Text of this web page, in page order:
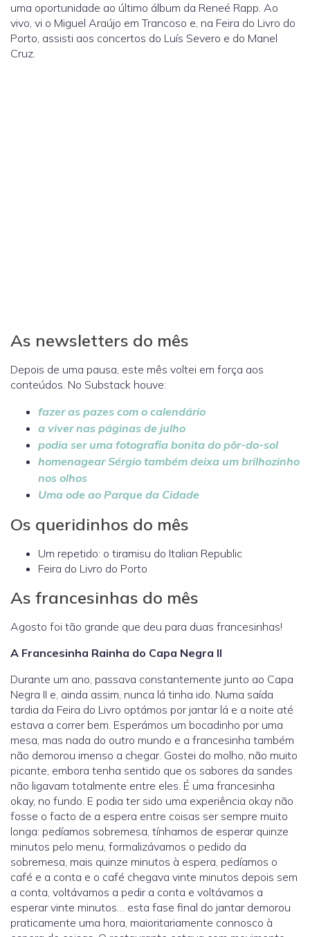
uma oportunidade ao último álbum da Reneé Rapp. Ao
vivo, vi o Miguel Araújo em Trancoso e, na Feira do Livro do
Porto, assisti aos concertos do Luís Severo e do Manel
Cruz.
As newsletters do mês
Depois de uma pausa, este mês voltei em força aos
conteúdos. No Substack houve:
fazer as pazes com o calendário
a viver nas páginas de julho
podia ser uma fotografia bonita do pôr-do-sol
homenagear Sérgio também deixa um brilhozinho
nos olhos
Uma ode ao Parque da Cidade
Os queridinhos do mês
Um repetido: o tiramisu do Italian Republic
Feira do Livro do Porto
As francesinhas do mês
Agosto foi tão grande que deu para duas francesinhas!
A Francesinha Rainha do Capa Negra II
Durante um ano, passava constantemente junto ao Capa
Negra II e, ainda assim, nunca lá tinha ido. Numa saída
tardia da Feira do Livro optámos por jantar lá e a noite até
estava a correr bem. Esperámos um bocadinho por uma
mesa, mas nada do outro mundo e a francesinha também
não demorou imenso a chegar. Gostei do molho, não muito
picante, embora tenha sentido que os sabores da sandes
não ligavam totalmente entre eles. É uma francesinha
okay, no fundo. E podia ter sido uma experiência okay não
fosse o facto de a espera entre coisas ser sempre muito
longa: pedíamos sobremesa, tínhamos de esperar quinze
minutos pelo menu, formalizávamos o pedido da
sobremesa, mais quinze minutos à espera, pedíamos o
café e a conta e o café chegava vinte minutos depois sem
a conta, voltávamos a pedir a conta e voltávamos a
esperar vinte minutos… esta fase final do jantar demorou
praticamente uma hora, maioritariamente connosco à